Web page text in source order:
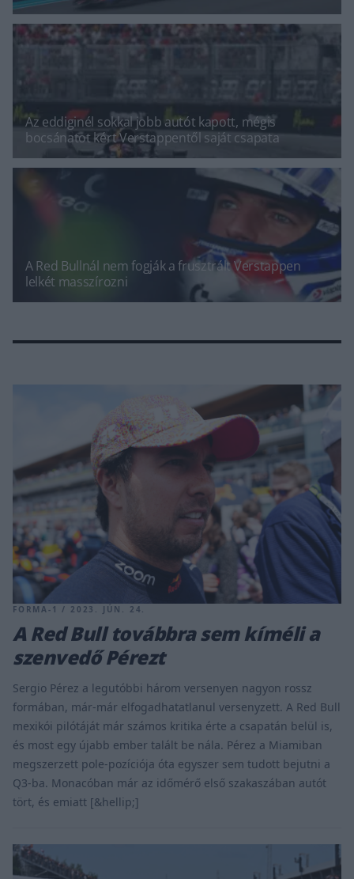
Az eddiginél sokkal jobb autót kapott, mégis
bocsánatot kért Verstappentől saját csapata
A Red Bullnál nem fogják a frusztrált Verstappen
lelkét masszírozni
FORMA-1 / 2023. JÚN. 24.
A Red Bull továbbra sem kíméli a
szenvedő Pérezt
Sergio Pérez a legutóbbi három versenyen nagyon rossz
formában, már-már elfogadhatatlanul versenyzett. A Red Bull
mexikói pilótáját már számos kritika érte a csapatán belül is,
és most egy újabb ember talált be nála. Pérez a Miamiban
megszerzett pole-pozíciója óta egyszer sem tudott bejutni a
Q3-ba. Monacóban már az időmérő első szakaszában autót
tört, és emiatt [&hellip;]